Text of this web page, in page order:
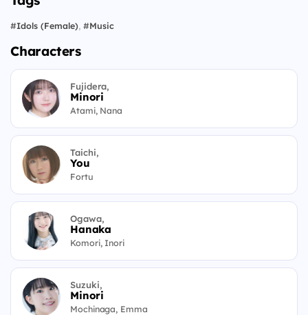
#Idols (Female), #Music
Characters
Fujidera,
Minori
Atami, Nana
Taichi,
You
Fortu
Ogawa,
Hanaka
Komori, Inori
Suzuki,
Minori
Mochinaga, Emma